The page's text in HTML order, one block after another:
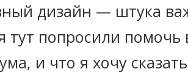
дизайн — штука
тут попросили
и что я хочу